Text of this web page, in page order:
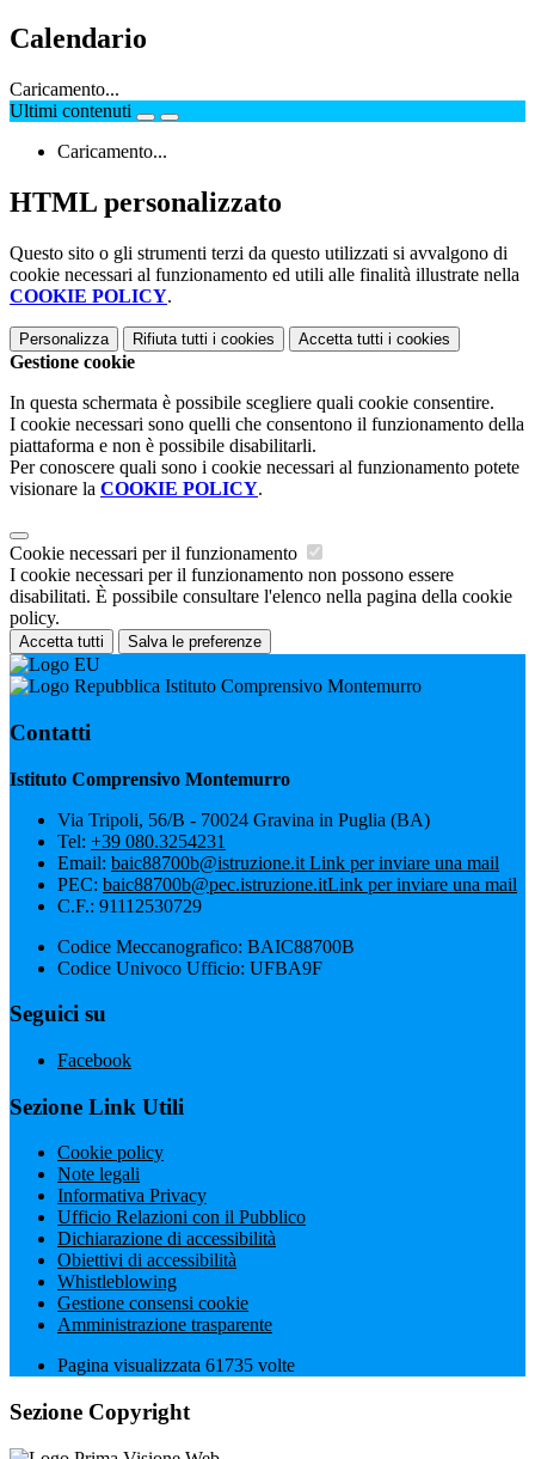
Calendario
Caricamento...
Ultimi contenuti
Caricamento...
HTML personalizzato
Questo sito o gli strumenti terzi da questo utilizzati si avvalgono di
cookie necessari al funzionamento ed utili alle finalità illustrate nella
COOKIE POLICY.
Personalizza Rifiuta tutti i cookies Accetta tutti i cookies
Gestione cookie
In questa schermata è possibile scegliere quali cookie consentire.
I cookie necessari sono quelli che consentono il funzionamento della
piattaforma e non è possibile disabilitarli.
Per conoscere quali sono i cookie necessari al funzionamento potete
visionare la COOKIE POLICY.
Cookie necessari per il funzionamento
I cookie necessari per il funzionamento non possono essere
disabilitati. È possibile consultare l'elenco nella pagina della cookie
policy.
Accetta tutti Salva le preferenze
Istituto Comprensivo Montemurro
Contatti
Istituto Comprensivo Montemurro
Via Tripoli, 56/B - 70024 Gravina in Puglia (BA)
Tel: +39 080.3254231
Email: baic88700b@istruzione.it Link per inviare una mail
PEC: baic88700b@pec.istruzione.itLink per inviare una mail
C.F.: 91112530729
Codice Meccanografico: BAIC88700B
Codice Univoco Ufficio: UFBA9F
Seguici su
Facebook
Sezione Link Utili
Cookie policy
Note legali
Informativa Privacy
Ufficio Relazioni con il Pubblico
Dichiarazione di accessibilità
Obiettivi di accessibilità
Whistleblowing
Gestione consensi cookie
Amministrazione trasparente
Pagina visualizzata 61735 volte
Sezione Copyright